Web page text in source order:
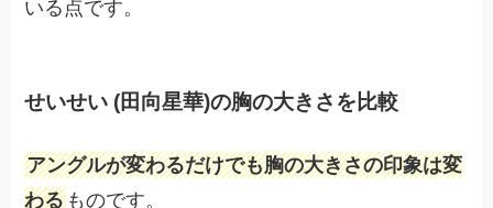
いる点です。
せいせい (田向星華)の胸の大きさを比較
アングルが変わるだけでも胸の大きさの印象は変
わる ものです。